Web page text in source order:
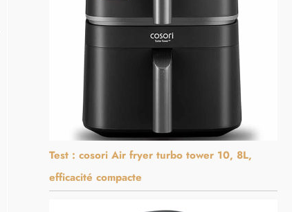
Test : cosori Air fryer turbo tower 10, 8L,
efficacité compacte